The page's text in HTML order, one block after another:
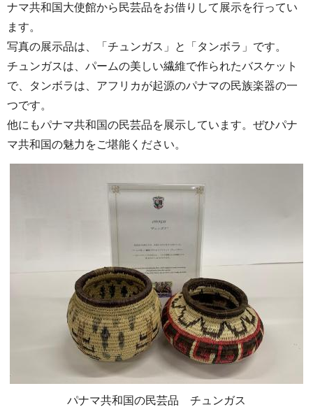
ナマ共和国大使館から民芸品をお借りして展示を行ってい
ます。
写真の展示品は、「チュンガス」と「タンボラ」です。
チュンガスは、パームの美しい繊維で作られたバスケット
で、タンボラは、アフリカが起源のパナマの民族楽器の一
つです。
他にもパナマ共和国の民芸品を展示しています。ぜひパナ
マ共和国の魅力をご堪能ください。
パナマ共和国の民芸品 チュンガス